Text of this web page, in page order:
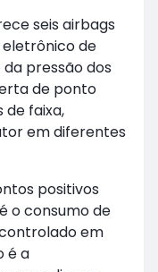
seis airbags
de
pressão dos
de ponto
de faixa,
em diferentes
positivos
o consumo de
em
é a